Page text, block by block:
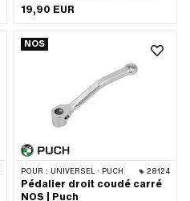
Chrome · Entraînement: Hexagone
Longueur totale: 39 mm · Ø extérieur:
19,90 EUR
NOS
POUR : UNIVERSEL · PUCH 28124
Pédalier droit coudé carré
NOS | Puch